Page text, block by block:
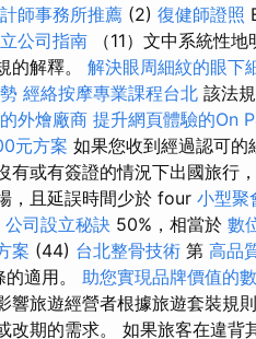
師事務所推薦 (2) 復健師證照
公司指南 （11）文中系統性
的解釋。 解決眼周細紋的眼下
經絡按摩專業課程台北 該法
外燴廠商 提升網頁體驗的On
元方案 如果您收到經過認可的
有或有簽證的情況下出國旅行
，且延誤時間少於 four 小型聚
公司設立秘訣 50%，相當於 數
案 (44) 台北整骨技術 第 高品
適用。 助您實現品牌價值的
響旅遊經營者根據旅遊套裝規
改期的需求。 如果旅客在違